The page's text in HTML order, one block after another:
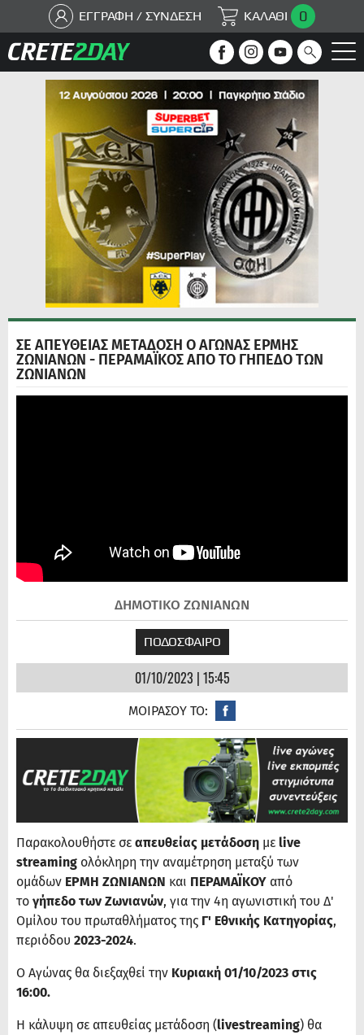
ΕΓΓΡΑΦΗ / ΣΥΝΔΕΣΗ ΚΑΛΑΘΙ 0
ΣΕ ΑΠΕΥΘΕΙΑΣ ΜΕΤΑΔΟΣΗ Ο ΑΓΩΝΑΣ ΕΡΜΗΣ
ΖΩΝΙΑΝΩΝ - ΠΕΡΑΜΑΪΚΟΣ ΑΠΟ ΤΟ ΓΗΠΕΔΟ ΤΩΝ
ΖΩΝΙΑΝΩΝ
ΔΗΜΟΤΙΚΟ ΖΩΝΙΑΝΩΝ
ΠΟΔΟΣΦΑΙΡΟ
01/10/2023 | 15:45
ΜΟΙΡΑΣΟΥ ΤΟ:
Παρακολουθήστε σε απευθείας μετάδοση με live
streaming ολόκληρη την αναμέτρηση μεταξύ των
ομάδων ΕΡΜΗ ΖΩΝΙΑΝΩΝ και ΠΕΡΑΜΑΪΚΟΥ από
το γήπεδο των Ζωνιανών, για την 4η αγωνιστική του Δ'
Ομίλου του πρωταθλήματος της Γ' Εθνικής Κατηγορίας,
περιόδου 2023-2024.
Ο Αγώνας θα διεξαχθεί την Κυριακή 01/10/2023 στις
16:00.
Η κάλυψη σε απευθείας μετάδοση (livestreaming) θα